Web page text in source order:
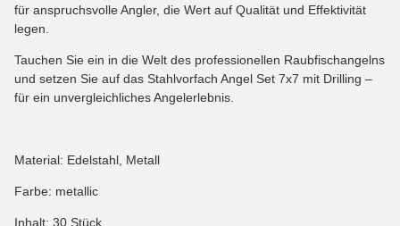
für anspruchsvolle Angler, die Wert auf Qualität und Effektivität
legen.
Tauchen Sie ein in die Welt des professionellen Raubfischangelns
und setzen Sie auf das Stahlvorfach Angel Set 7x7 mit Drilling –
für ein unvergleichliches Angelerlebnis.
Material: Edelstahl, Metall
Farbe: metallic
Inhalt: 30 Stück